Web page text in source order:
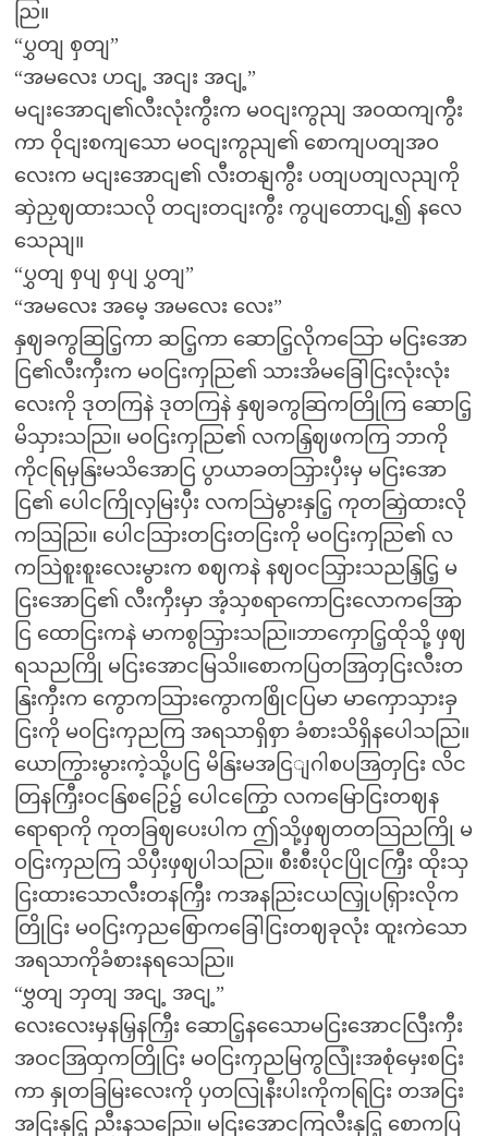
ညြ။
“ပွှတျ စှတျ”
“အမလေး ဟငျ့ အငျး အငျ့”
မငျးအောငျ၏လီးလုံးကွီးက မဝငျးကွညျ အဝထကျကွီး
ကာ ဝိုငျးစကျသော မဝငျးကွညျ၏ စောကျပတျအဝ
လေးက မငျးအောငျ၏ လီးတနျကွီး ပတျပတျလညျကို
ဆှဲညှဈထားသလို တငျးတငျးကွီး ကွပျတောငျ့၍ နလေ
သေညျ။
“ပွှတျ စှပျ စှပျ ပွှတျ”
“အမလေး အမေ့ အမလေး လေး”
နှဈခကွဆြငြ့ကာ ဆငြ့ကာ ဆောငြ့လိုကသြော မငြးအော
ငြ၏လီးကှီးက မဝငြးကှညြ၏ သားအိမခြေါငြးလုံးလုံး
လေးကို ဒုတကြနဲ ဒုတကြနဲ နှဈခကွဆြကတြိုကြ ဆောငြ့
မိသှားသညြ။ မဝငြးကှညြ၏ လကနြှဈဖကကြ ဘာကို
ကိုငရြမှနြးမသိအောငြ ပွာယာခတသြှားပှီးမှ မငြးအော
ငြ၏ ပေါငကြိုလှမြးပှီး လကသြဲမွားနှငြ့ ကုတဆြှဲထားလို
ကသြညြ။ ပေါငသြားတငြးတငြးကို မဝငြးကှညြ၏ လ
ကသြဲစူးစူးလေးမွားက စဈကနဲ နဈဝငသြှားသညနြှငြ့ မ
ငြးအောငြ၏ လီးကှီးမှာ အံ့သှစရာကောငြးလောကအြော
ငြ ထောငြးကနဲ မာကစွသြှားသညြ။ဘာကှောငြ့ထိုသို့ ဖှဈ
ရသညကြို မငြးအောငမြသိ။စောကပြတအြတှငြးလီးတ
နြးကှီးက ကွောကသြားကွောကစြိုငပြမာ မာကှောသှားခှ
ငြးကို မဝငြးကှညကြ အရသာရှိစှာ ခံစားသိရှိနပေါသညြ။
ယောကြွားမွားကဲ့သို့ပငြ မိနြးမအငြျဂါစပအြတှငြး လိင
တြနကြှီးဝငနြစဉြေ၌ ပေါငကြွော လကမြောငြးတဈန
ရောရာကို ကုတခြဈပေးပါက ဤသို့ဖှဈတတသြညကြို မ
ဝငြးကှညကြ သိပှီးဖှဈပါသညြ။ စီးစီးပိုငပြိုငကြှီး ထိုးသှ
ငြးထားသောလီးတနကြှီး ကအနညြးငယလြှုပရြှားလိုက
တြိုငြး မဝငြးကှညစြောကခြေါငြးတဈခုလုံး ထူးကဲသော
အရသာကိုခံစားနရသေညြ။
“ဗွှတျ ဘှတျ အငျ့ အငျ့”
လေးလေးမှနမြှနကြှီး ဆောငြ့နသေောမငြးအောငလြီးကှီး
အဝငအြထှကတြိုငြး မဝငြးကှညမြကွလြုံးအစုံမှေးစငြး
ကာ နှုတခြမြးလေးကို ပှတလြုနီးပါးကိုကရြငြး တအငြး
အငြးနှငြ့ ညီးနသညြေ။ မငြးအောငကြလီးနှငြ့ စောကပြ